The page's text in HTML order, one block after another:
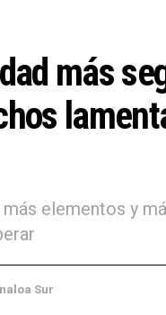
más
elementos y
Sur